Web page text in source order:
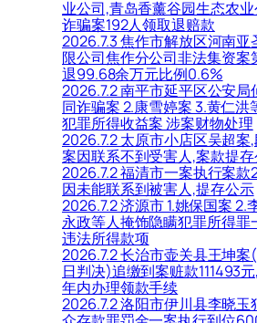
业公司,青岛香薰谷园生态农
诈骗案192人领取退赔款
2026.7.3 焦作市解放区河南亚
限公司焦作分公司非法集资案
退99.68余万元比例0.6%
2026.7.2 南平市延平区公安局
同诈骗案 2.康雪婷案 3.黄仁洪
犯罪所得收益案 涉案财物处理
2026.7.2 太原市小店区吴超案
案因联系不到受害人,案款提
2026.7.2 福清市一案执行案
因未能联系到被害人,提存公示
2026.7.2 济源市 1.姚保国案 2.
永政等人掩饰隐瞒犯罪所得罪
违法所得款项
2026.7.2 长治市壶关县王坤案
日判决)追缴到案赃款111493
年内办理领款手续
2026.7.2 洛阳市伊川县李晓玉